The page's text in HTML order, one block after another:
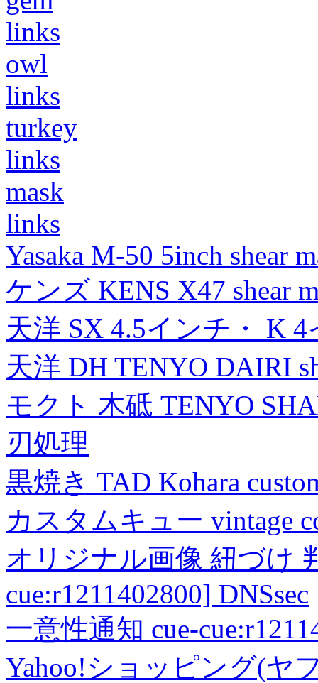
links
owl
links
turkey
links
mask
links
Yasaka M-50 5inch shear
ケンズ KENS X47 shear
天洋 SX 4.5インチ・ K
天洋 DH TENYO DAIRI
モクト 木砥 TENYO
刃処理
黒焼き TAD Kohara
カスタムキュー vintage
オリジナル画像 紐づけ
cue:r1211402800] DNSsec
一意性通知 cue-
Yahoo!ショッピング(ヤ